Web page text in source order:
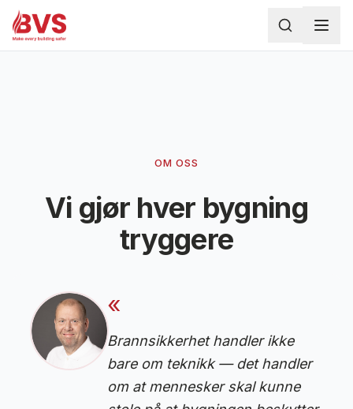
Hoppa till huvudinnehåll
OM OSS
Vi gjør hver bygning
tryggere
«
Brannsikkerhet handler ikke
bare om teknikk — det handler
om at mennesker skal kunne